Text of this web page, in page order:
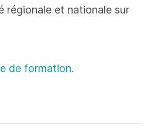
régionale et nationale sur
de formation.